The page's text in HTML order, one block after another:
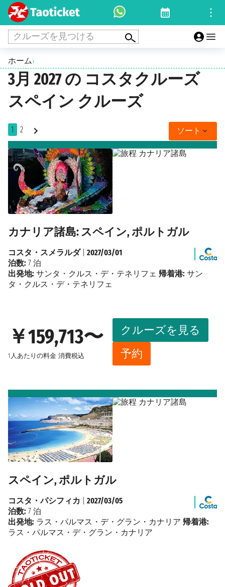
クルーズを見つける
ホーム›
3月 2027 の コスタクルーズ
スペイン クルーズ
1 2 ソート
カナリア諸島: スペイン, ポルトガル
￥159,713〜
1人あたりの料金 消費税込
クルーズを見る
予約
コスタ・スメラルダ| 2027/03/01
泊数: 7 泊
出発地: サンタ・クルス・デ・テネリフェ 帰着港: サン
タ・クルス・デ・テネリフェ
スペイン, ポルトガル
コスタ・パシフィカ
2027/03/05
泊数: 7 泊
出発地: ラス・パルマス・デ・グラン・カナリア 帰着港:
ラス・パルマス・デ・グラン・カナリア